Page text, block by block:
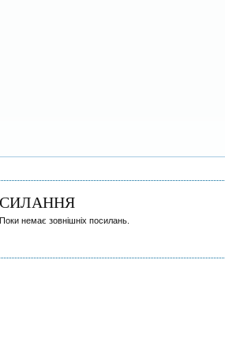
Поки немає зовнішніх посилань.